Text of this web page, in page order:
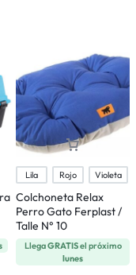
Lila Rojo Violeta
Colchoneta Relax
Perro Gato Ferplast /
Talle N° 10
LlegaGRATISel próximo
lunes